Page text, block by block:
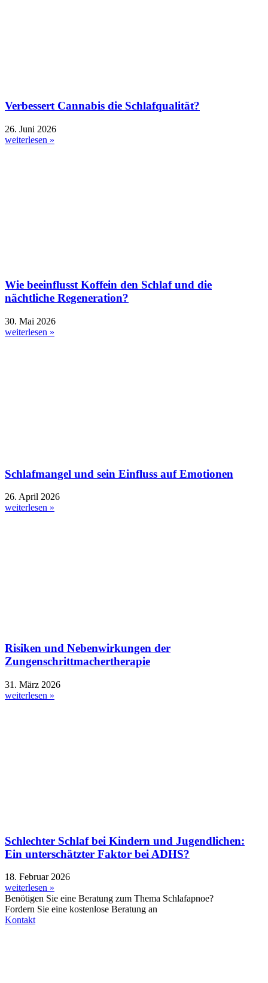
Verbessert Cannabis die Schlafqualität?
26. Juni 2026
weiterlesen »
Wie beeinflusst Koffein den Schlaf und die
nächtliche Regeneration?
30. Mai 2026
weiterlesen »
Schlafmangel und sein Einfluss auf Emotionen
26. April 2026
weiterlesen »
Risiken und Nebenwirkungen der
Zungenschrittmachertherapie
31. März 2026
weiterlesen »
Schlechter Schlaf bei Kindern und Jugendlichen:
Ein unterschätzter Faktor bei ADHS?
18. Februar 2026
weiterlesen »
Benötigen Sie eine Beratung zum Thema Schlafapnoe?
Fordern Sie eine kostenlose Beratung an
Kontakt